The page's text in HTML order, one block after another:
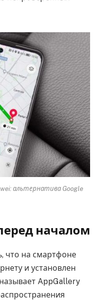
альтернатива Google
началом
что на смартфоне
и установлен
AppGallery